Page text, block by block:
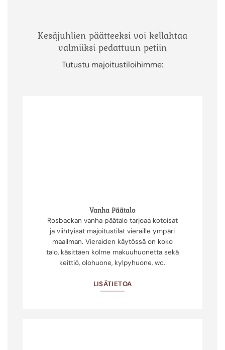
Kesäjuhlien päätteeksi voi kellahtaa
valmiiksi pedattuun petiin
Tutustu majoitustiloihimme:
Vanha Päätalo
Rosbackan vanha päätalo tarjoaa kotoisat
ja viihtyisät majoitustilat vieraille ympäri
maailman. Vieraiden käytössä on koko
talo, käsittäen kolme makuuhuonetta sekä
keittiö, olohuone, kylpyhuone, wc.
LISÄTIETOA